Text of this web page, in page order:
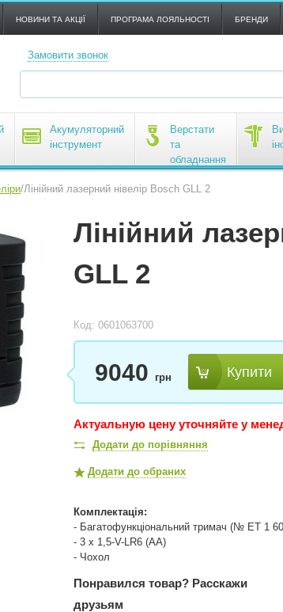
НОВИНИ ТА АКЦІЇ ПРОГРАМА ЛОЯЛЬНОСТІ БРЕНДИ
Замовити звонок
Акумуляторний
інструмент
Верстати
та
обладнання
/Лінійний лазерний нівелір Bosch GLL 2
Лінійний
GLL 2
Код: 0601063700
9040 грн Купити
Актуальную цену уточняйте у
Додати до порівняння
Додати до обраних
Комплектація:
- Багатофункціональний тримач (№ ET 1
- 3 x 1,5-V-LR6 (AA)
- Чохол
Понравился товар? Расскажи
друзьям